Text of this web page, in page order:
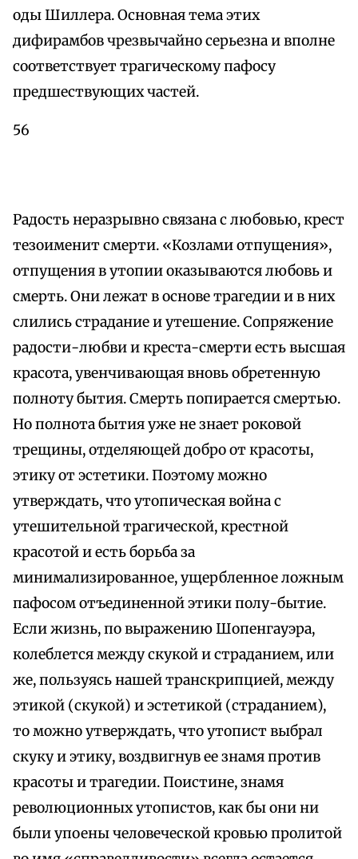
оды Шиллера. Основная тема этих
дифирамбов чрезвычайно серьезна и вполне
соответствует трагическому пафосу
предшествующих частей.
56
Радость неразрывно связана с любовью, крест
тезоименит смерти. «Козлами отпущения»,
отпущения в утопии оказываются любовь и
смерть. Они лежат в основе трагедии и в них
слились страдание и утешение. Сопряжение
радости-любви и креста-смерти есть высшая
красота, увенчивающая вновь обретенную
полноту бытия. Смерть попирается смертью.
Но полнота бытия уже не знает роковой
трещины, отделяющей добро от красоты,
этику от эстетики. Поэтому можно
утверждать, что утопическая война с
утешительной трагической, крестной
красотой и есть борьба за
минимализированное, ущербленное ложным
пафосом отъединенной этики полу-бытие.
Если жизнь, по выражению Шопенгауэра,
колеблется между скукой и страданием, или
же, пользуясь нашей транскрипцией, между
этикой (скукой) и эстетикой (страданием),
то можно утверждать, что утопист выбрал
скуку и этику, воздвигнув ее знамя против
красоты и трагедии. Поистине, знамя
революционных утопистов, как бы они ни
были упоены человеческой кровью пролитой